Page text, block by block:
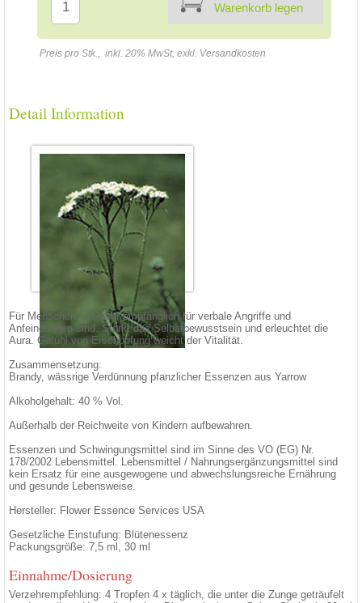
Warenkorb legen
Preis pro Stk., inkl. 20% MwSt, exkl. Versandkosten
Detail Information
Für Menschen, die sehr empfänglich für verbale Angriffe und
Anfeindungen sind. Stärkt das Selbstbewusstsein und erleuchtet die
Aura. Gefühl von Erschöpfung weicht der Vitalität.
Zusammensetzung:
Brandy, wässrige Verdünnung pfanzlicher Essenzen aus Yarrow
Alkoholgehalt: 40 % Vol.
Außerhalb der Reichweite von Kindern aufbewahren.
Essenzen und Schwingungsmittel sind im Sinne des VO (EG) Nr.
178/2002 Lebensmittel. Lebensmittel / Nahrungsergänzungsmittel sind
kein Ersatz für eine ausgewogene und abwechslungsreiche Ernährung
und gesunde Lebensweise.
Hersteller: Flower Essence Services USA
Gesetzliche Einstufung: Blütenessenz
Packungsgröße: 7,5 ml, 30 ml
Einnahme/Dosierung
Verzehrempfehlung: 4 Tropfen 4 x täglich, die unter die Zunge geträufelt